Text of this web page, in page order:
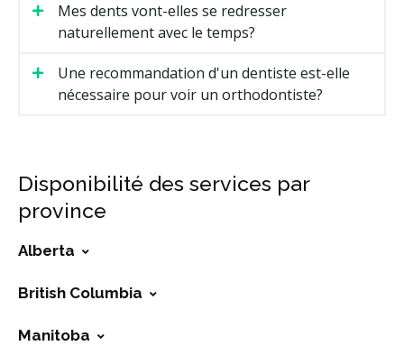
Disponibilité des services par
province
Alberta
British Columbia
Manitoba
Mes dents vont-elles se redresser
naturellement avec le temps?
Une recommandation d'un dentiste est-elle
nécessaire pour voir un orthodontiste?